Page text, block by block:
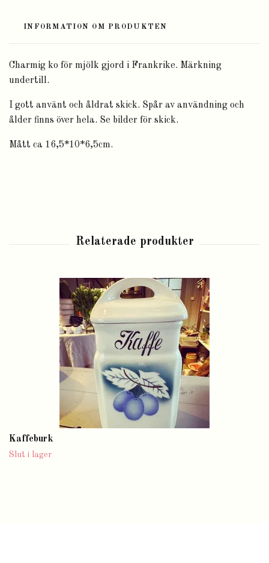
INFORMATION OM PRODUKTEN
Charmig ko för mjölk gjord i Frankrike. Märkning
undertill.
I gott använt och åldrat skick. Spår av användning och
ålder finns över hela. Se bilder för skick.
Mått ca 16,5*10*6,5cm.
Kaffeburk
Slut i lager